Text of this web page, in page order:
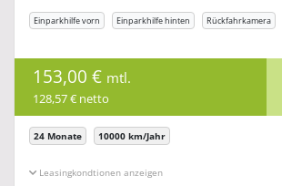
Einparkhilfe vorn Einparkhilfe hinten Rückfahrkamera
153,00 € mtl.
128,57 € netto
24 Monate 10000 km/Jahr
Leasingkonditionen ein-/ausblenden